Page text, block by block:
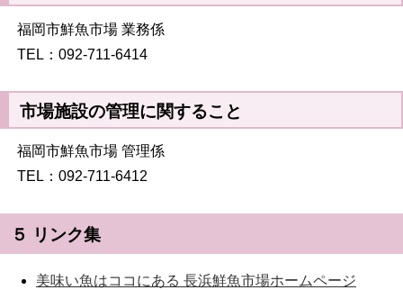
福岡市鮮魚市場 業務係
TEL：092-711-6414
市場施設の管理に関すること
福岡市鮮魚市場 管理係
TEL：092-711-6412
５ リンク集
美味い魚はココにある 長浜鮮魚市場ホームページ